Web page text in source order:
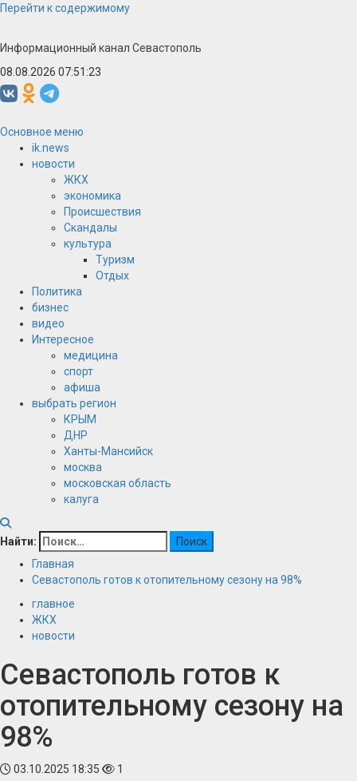
Перейти к содержимому
Информационный канал Севастополь
08.08.2026 07:51:23
Основное меню
ik.news
новости
ЖКХ
экономика
Происшествия
Скандалы
культура
Туризм
Отдых
Политика
бизнес
видео
Интересное
медицина
спорт
афиша
выбрать регион
КРЫМ
ДНР
Ханты-Мансийск
москва
московская область
калуга
Найти:
Главная
Севастополь готов к отопительному сезону на 98%
главное
ЖКХ
новости
Севастополь готов к
отопительному сезону на
98%
03.10.2025 18:35 1